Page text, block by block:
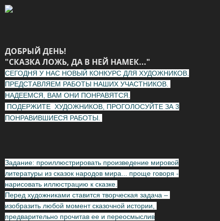
ДОБРЫЙ ДЕНЬ!
"СКАЗКА ЛОЖЬ, ДА В НЕЙ НАМЕК..."
СЕГОДНЯ У НАС НОВЫЙ КОНКУРС ДЛЯ ХУДОЖНИКОВ.
ПРЕДСТАВЛЯЕМ РАБОТЫ НАШИХ УЧАСТНИКОВ.
НАДЕЕМСЯ, ВАМ ОНИ ПОНРАВЯТСЯ.
ПОДЕРЖИТЕ ХУДОЖНИКОВ, ПРОГОЛОСУЙТЕ ЗА 3
ПОНРАВИВШИЕСЯ РАБОТЫ.
Задание: проиллюстрировать произведение мировой
литературы из сказок народов мира... проще говоря -
нарисовать иллюстрацию к сказке.
Перед художниками ставится творческая задача –
изобразить любой момент сказочной истории,
предварительно прочитав ее и переосмыслив